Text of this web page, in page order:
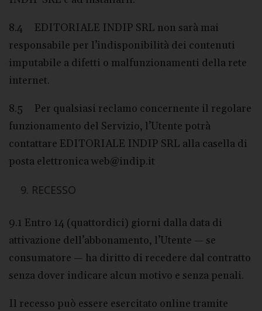
8.4 EDITORIALE INDIP SRL non sarà mai
responsabile per l’indisponibilità dei contenuti
imputabile a difetti o malfunzionamenti della rete
internet.
8.5 Per qualsiasi reclamo concernente il regolare
funzionamento del Servizio, l’Utente potrà
contattare EDITORIALE INDIP SRL alla casella di
posta elettronica web@indip.it
RECESSO
9.1 Entro 14 (quattordici) giorni dalla data di
attivazione dell’abbonamento, l’Utente — se
consumatore — ha diritto di recedere dal contratto
senza dover indicare alcun motivo e senza penali.
Il recesso può essere esercitato online tramite